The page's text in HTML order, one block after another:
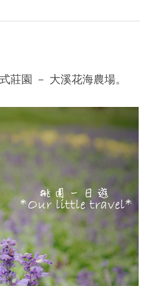
莊園 － 大溪花海農場。